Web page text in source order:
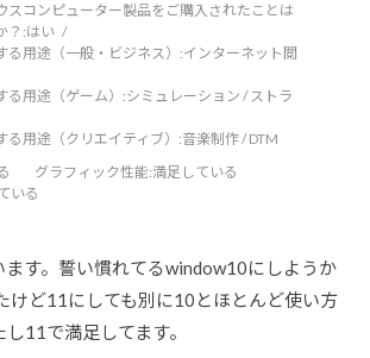
スコンピューター製品をご購入されたことは
？:はい
る用途（一般・ビジネス）:インターネット閲
る用途（ゲーム）:シミュレーション / ストラ
る用途（クリエイティブ）:音楽制作 / DTM
グラフィック性能:満足している
いる
ます。誓い慣れてるwindow10にしようか
けど11にしても別に10とほとんど使い方
11で満足してます。